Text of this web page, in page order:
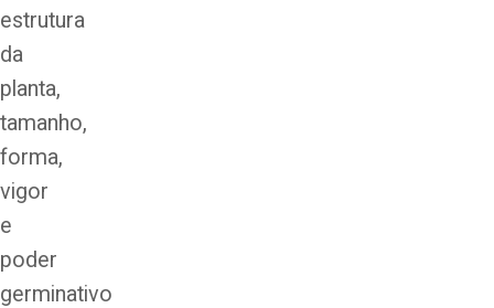
estrutura
da
planta,
tamanho,
forma,
vigor
e
poder
germinativo